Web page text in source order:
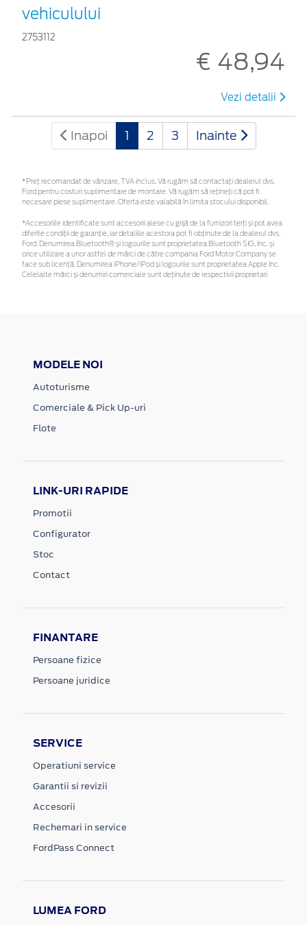
vehiculului
2753112
€ 48,94
Vezi detalii
Inapoi 1 2 3 Inainte
*Preţ recomandat de vânzare, TVA inclus. Vă rugăm să contactaţi dealerul dvs.
Ford pentru costuri suplimentare de montare. Vă rugăm să rețineți că pot fi
necesare piese suplimentare. Oferta este valabilă în limita stocului disponibil.
*Accesoriile identificate sunt accesorii alese cu grijă de la furnizori terți și pot avea
diferite condiții de garanție, iar detaliile acestora pot fi obținute de la dealerul dvs.
Ford. Denumirea Bluetooth® și logourile sunt proprietatea Bluetooth SIG, Inc. și
orice utilizare a unor astfel de mărci de către compania Ford Motor Company se
face sub licență. Denumirea iPhone/iPod și logourile sunt proprietatea Apple Inc.
Celelalte mărci și denumiri comerciale sunt deținute de respectivii proprietari
MODELE NOI
Autoturisme
Comerciale & Pick Up-uri
Flote
LINK-URI RAPIDE
Promotii
Configurator
Stoc
Contact
FINANTARE
Persoane fizice
Persoane juridice
SERVICE
Operatiuni service
Garantii si revizii
Accesorii
Rechemari in service
FordPass Connect
LUMEA FORD